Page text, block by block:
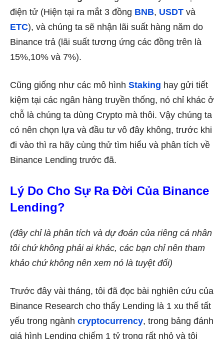
điện tử (Hiện tại ra mắt 3 đồng BNB, USDT và
ETC), và chúng ta sẽ nhận lãi suất hàng năm do
Binance trả (lãi suất tương ứng các đồng trên là
15%,10% và 7%).
Cũng giống như các mô hình Staking hay gửi tiết
kiệm tại các ngân hàng truyền thống, nó chỉ khác ở
chỗ là chúng ta dùng Crypto mà thôi. Vậy chúng ta
có nên chọn lựa và đầu tư vô đây không, trước khi
đi vào thì ra hãy cùng thử tìm hiểu và phân tích về
Binance Lending trước đã.
Lý Do Cho Sự Ra Đời Của Binance
Lending?
(đây chỉ là phân tích và dự đoán của riêng cá nhân
tôi chứ không phải ai khác, các bạn chỉ nên tham
khảo chứ không nên xem nó là tuyệt đối)
Trước đây vài tháng, tôi đã đọc bài nghiên cứu của
Binance Research cho thấy Lending là 1 xu thế tất
yếu trong ngành cryptocurrency, trong bảng đánh
giá hình Lending chiếm 1 tỷ trọng rất nhỏ và tôi